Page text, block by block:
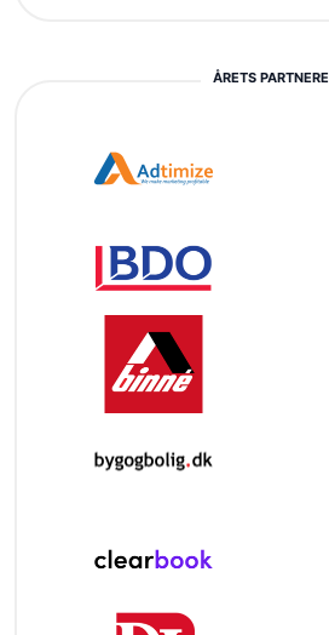
ÅRETS PARTNERE